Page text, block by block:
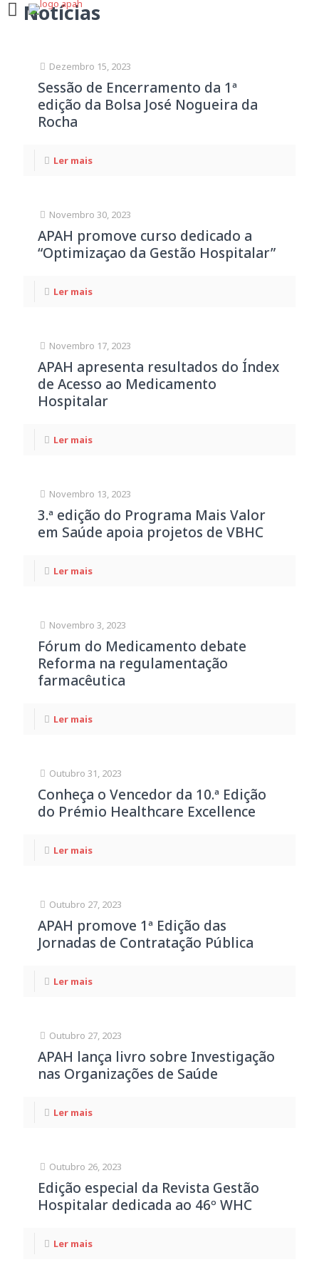
Notícias
Dezembro 15, 2023
Sessão de Encerramento da 1ª
edição da Bolsa José Nogueira da
Rocha
Ler mais
Novembro 30, 2023
APAH promove curso dedicado a
“Optimizaçao da Gestão Hospitalar”
Ler mais
Novembro 17, 2023
APAH apresenta resultados do Índex
de Acesso ao Medicamento
Hospitalar
Ler mais
Novembro 13, 2023
3.ª edição do Programa Mais Valor
em Saúde apoia projetos de VBHC
Ler mais
Novembro 3, 2023
Fórum do Medicamento debate
Reforma na regulamentação
farmacêutica
Ler mais
Outubro 31, 2023
Conheça o Vencedor da 10.ª Edição
do Prémio Healthcare Excellence
Ler mais
Outubro 27, 2023
APAH promove 1ª Edição das
Jornadas de Contratação Pública
Ler mais
Outubro 27, 2023
APAH lança livro sobre Investigação
nas Organizações de Saúde
Ler mais
Outubro 26, 2023
Edição especial da Revista Gestão
Hospitalar dedicada ao 46º WHC
Ler mais